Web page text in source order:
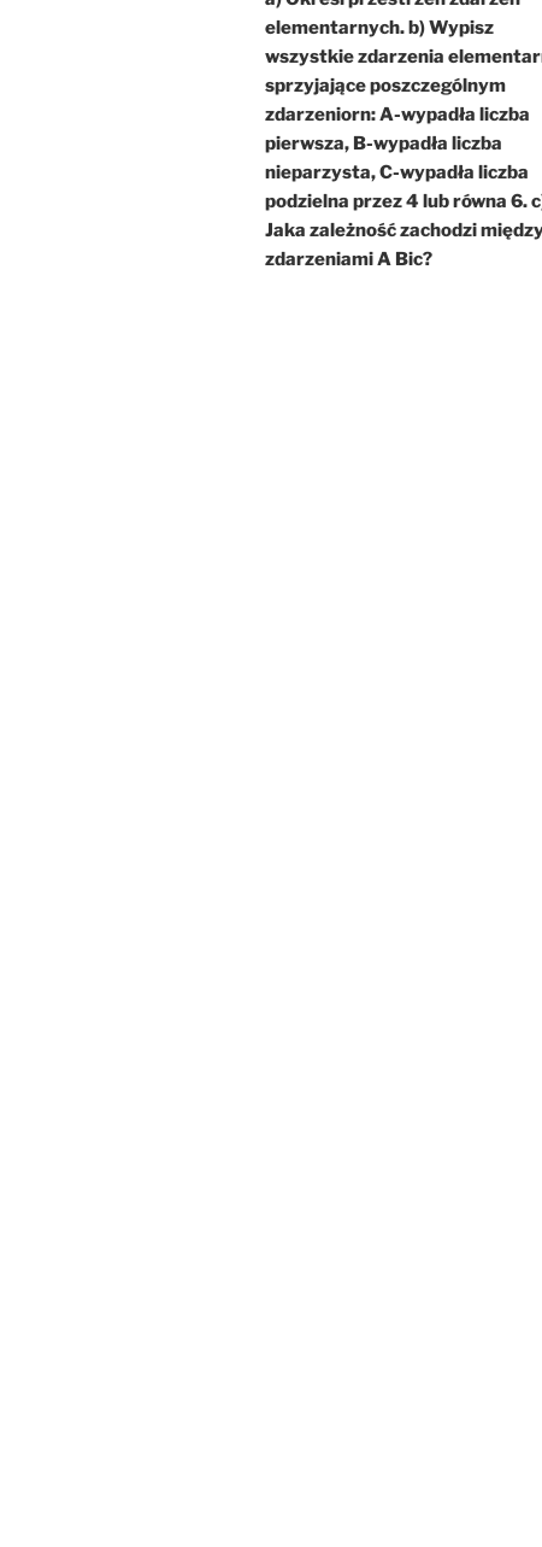
elementarnych. b) Wypisz
wszystkie zdarzenia
sprzyjające poszczególnym
zdarzeniorn: A-wypadła liczba
pierwsza, B-wypadła liczba
nieparzysta, C-wypadła liczba
podzielna przez 4 lub równa 6.
Jaka zależność zachodzi
zdarzeniami A Bic?